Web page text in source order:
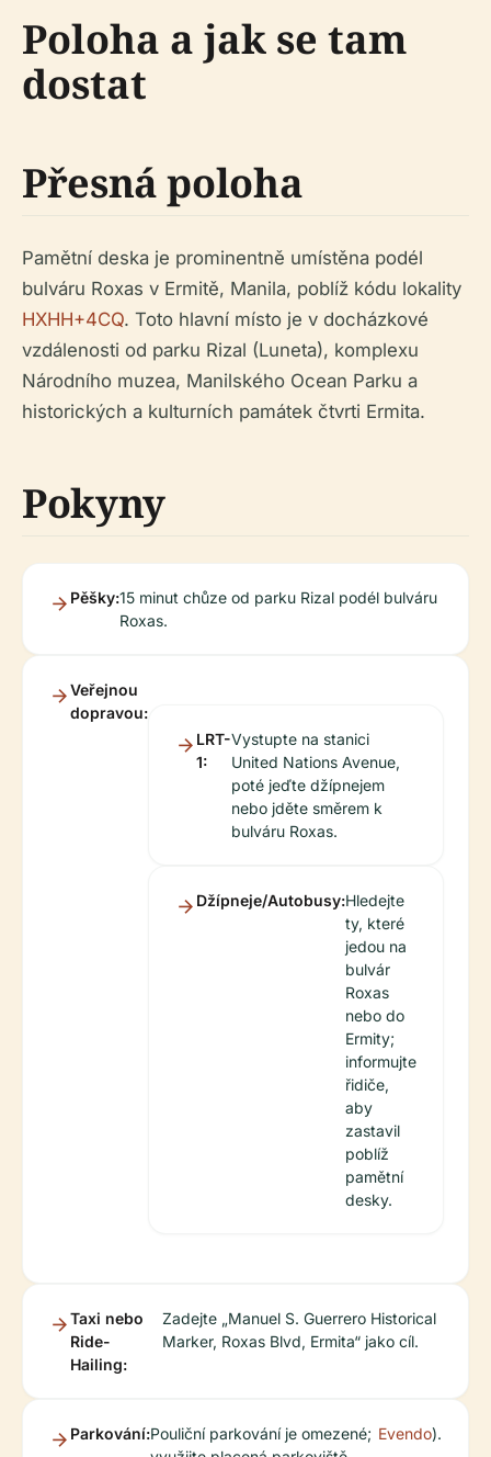
Poloha a jak se tam
dostat
Přesná poloha
Pamětní deska je prominentně umístěna podél
bulváru Roxas v Ermitě, Manila, poblíž kódu lokality
HXHH+4CQ. Toto hlavní místo je v docházkové
vzdálenosti od parku Rizal (Luneta), komplexu
Národního muzea, Manilského Ocean Parku a
historických a kulturních památek čtvrti Ermita.
Pokyny
Pěšky:15 minut chůze od parku Rizal podél bulváru
Roxas.
Veřejnou
dopravou:
LRT-
1:
Vystupte na stanici
United Nations Avenue,
poté jeďte džípnejem
nebo jděte směrem k
bulváru Roxas.
Džípneje/Autobusy:Hledejte
ty, které
jedou na
bulvár
Roxas
nebo do
Ermity;
informujte
řidiče,
aby
zastavil
poblíž
pamětní
desky.
Taxi nebo
Ride-
Hailing:
Zadejte „Manuel S. Guerrero Historical
Marker, Roxas Blvd, Ermita“ jako cíl.
Parkování:Pouliční parkování je omezené; Evendo).